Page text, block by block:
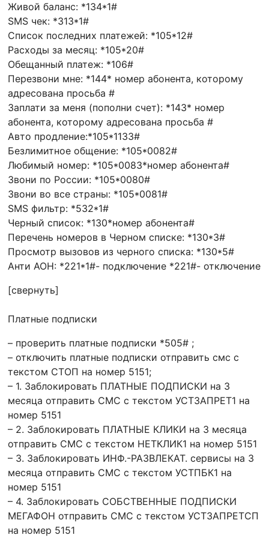
Живой баланс: *134*1#
SMS чек: *313*1#
Список последних платежей: *105*12#
Расходы за месяц: *105*20#
Обещанный платеж: *106#
Перезвони мне: *144* номер абонента, которому
адресована просьба #
Заплати за меня (пополни счет): *143* номер
абонента, которому адресована просьба #
Авто продление:*105*1133#
Безлимитное общение: *105*0082#
Любимый номер: *105*0083*номер абонента#
Звони по России: *105*0080#
Звони во все страны: *105*0081#
SMS фильтр: *532*1#
Черный список: *130*номер абонента#
Перечень номеров в Черном списке: *130*3#
Просмотр вызовов из черного списка: *130*5#
Анти АОН: *221*1#- подключение *221#- отключение
[свернуть]
Платные подписки
– проверить платные подписки *505# ;
– отключить платные подписки отправить смс с
текстом СТОП на номер 5151;
– 1. Заблокировать ПЛАТНЫЕ ПОДПИСКИ на 3
месяца отправить СМС с текстом УСТЗАПРЕТ1 на
номер 5151
– 2. Заблокировать ПЛАТНЫЕ КЛИКИ на 3 месяца
отправить СМС с текстом НЕТКЛИК1 на номер 5151
– 3. Заблокировать ИНФ.-РАЗВЛЕКАТ. сервисы на 3
месяца отправить СМС с текстом УСТПБК1 на
номер 5151
– 4. Заблокировать СОБСТВЕННЫЕ ПОДПИСКИ
МЕГАФОН отправить СМС с текстом УСТЗАПРЕТСП
на номер 5151